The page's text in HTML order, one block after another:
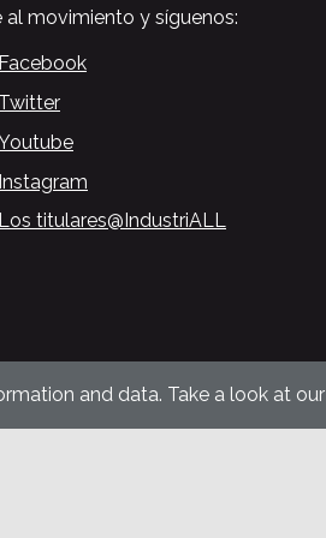
al movimiento y síguenos:
Facebook
Twitter
Instagram
Los titulares@IndustriALL
and data. Take a look at our